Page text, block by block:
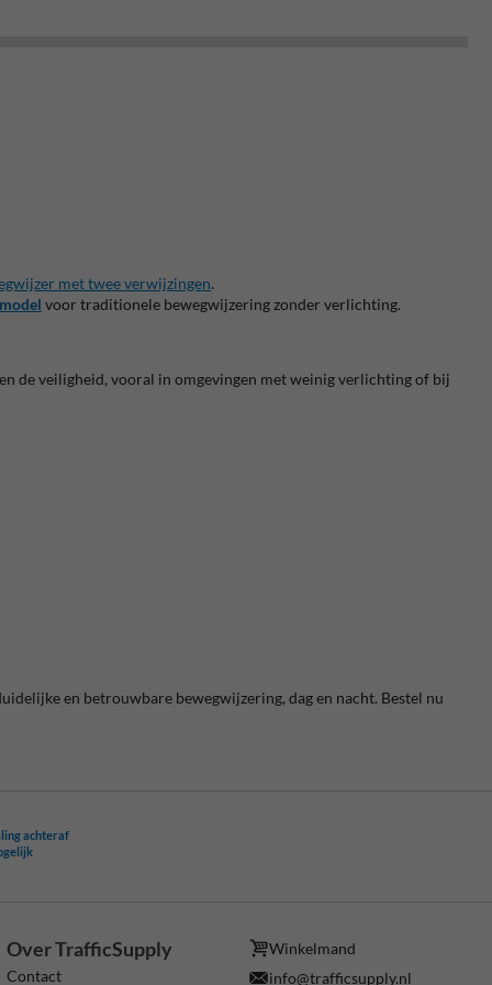
met twee verwijzingen.
voor traditionele bewegwijzering zonder verlichting.
de veiligheid, vooral in omgevingen met weinig verlichting of bij
en betrouwbare bewegwijzering, dag en nacht. Bestel nu
achteraf
Over TrafficSupply
Contact
Winkelmand
info@trafficsupply.nl